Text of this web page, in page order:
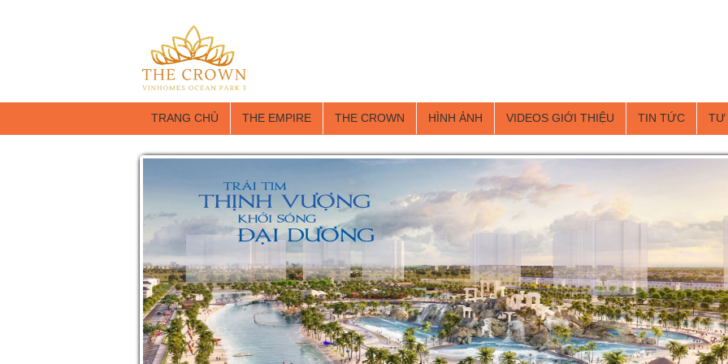
TRANG CHỦ THE EMPIRE THE CROWN HÌNH ẢNH VIDEOS GIỚI THIỆU TIN TỨC TƯ